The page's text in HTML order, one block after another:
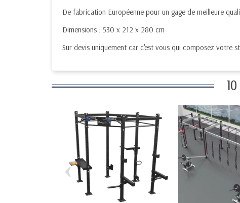
De fabrication Européenne pour un gage de meilleure
Dimensions : 530 x 212 x 280 cm
Sur devis uniquement car c'est vous qui composez votre
‹